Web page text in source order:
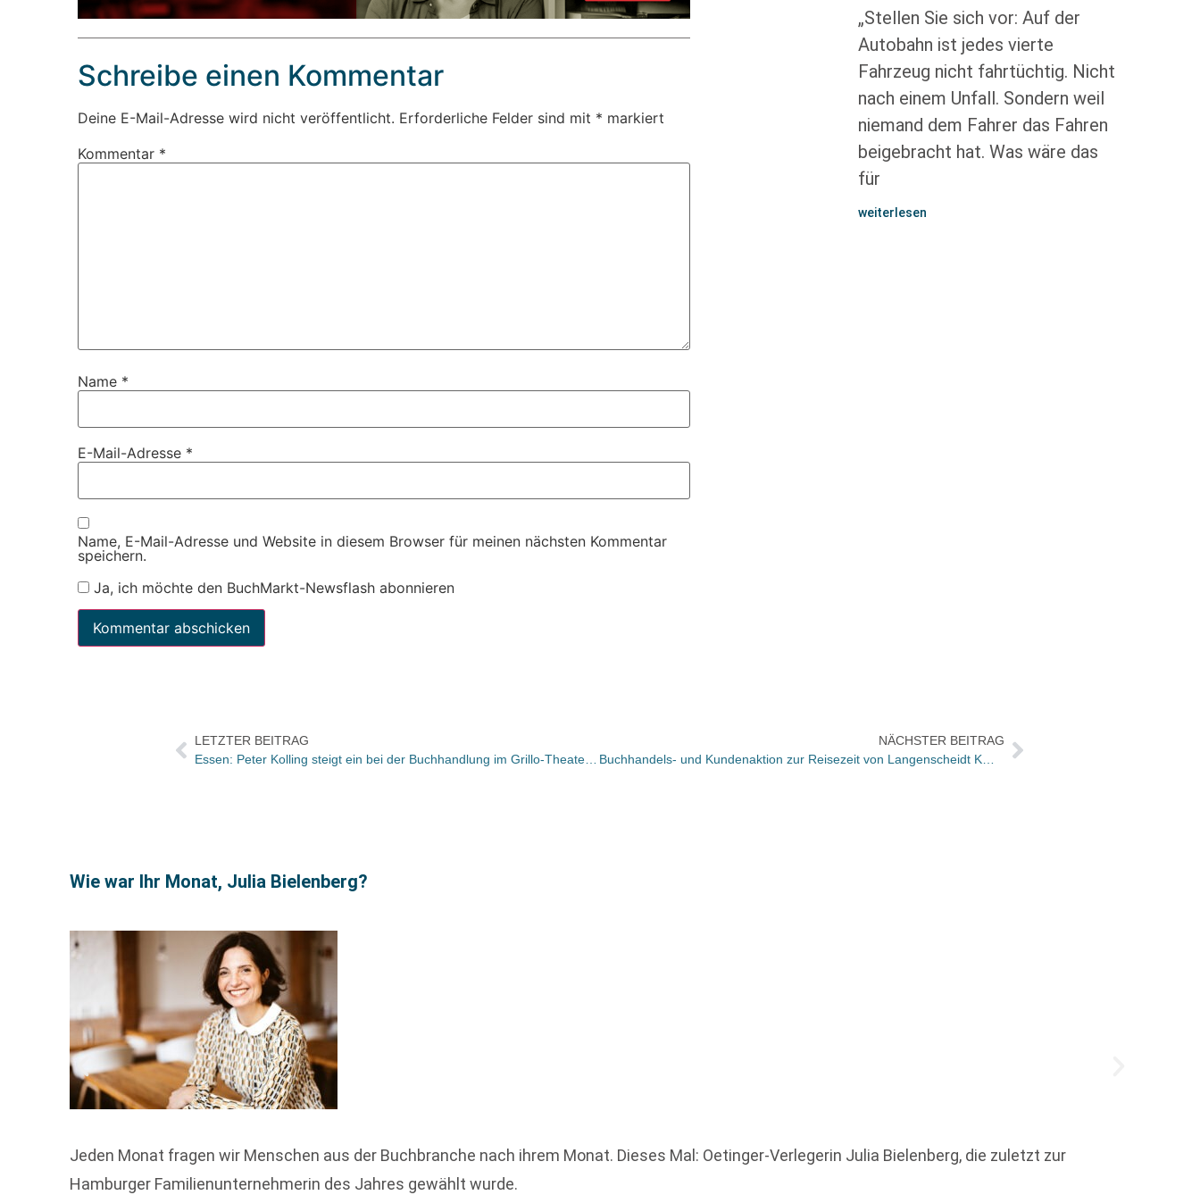
Schreibe einen Kommentar
Deine E-Mail-Adresse wird nicht veröffentlicht. Erforderliche Felder sind mit * markiert
Kommentar *
Name *
E-Mail-Adresse *
Name, E-Mail-Adresse und Website in diesem Browser für meinen nächsten Kommentar
speichern.
Ja, ich möchte den BuchMarkt-Newsflash abonnieren
„Stellen Sie sich vor: Auf der
Autobahn ist jedes vierte
Fahrzeug nicht fahrtüchtig. Nicht
nach einem Unfall. Sondern weil
niemand dem Fahrer das Fahren
beigebracht hat. Was wäre das
für
weiterlesen
LETZTER BEITRAG
NÄCHSTER BEITRAG
Wie war Ihr Monat, Julia Bielenberg?
Jeden Monat fragen wir Menschen aus der Buchbranche nach ihrem Monat. Dieses Mal: Oetinger-Verlegerin Julia Bielenberg, die zuletzt zur
Hamburger Familienunternehmerin des Jahres gewählt wurde.